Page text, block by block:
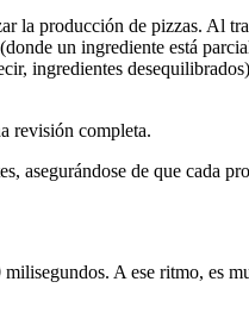
la producción de pizzas. Al
un ingrediente está
ingredientes
revisión completa.
de que cada
A ese ritmo, es